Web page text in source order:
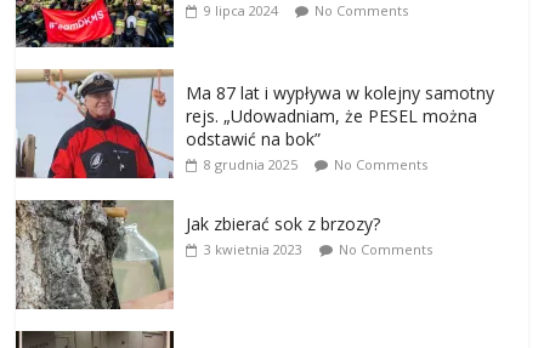
9 lipca 2024 No Comments
Ma 87 lat i wypływa w kolejny samotny
rejs. „Udowadniam, że PESEL można
odstawić na bok”
8 grudnia 2025 No Comments
Jak zbierać sok z brzozy?
3 kwietnia 2023 No Comments